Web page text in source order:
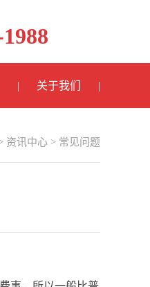
关于我们
资讯中心 > 常见问题